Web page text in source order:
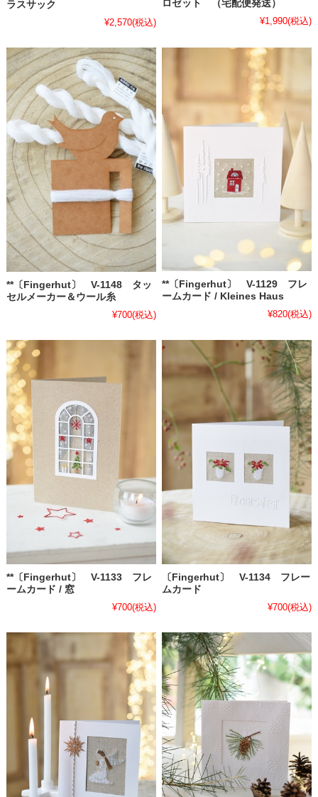
ラスサック
¥2,570(税込)
ロゼット （宅配便発送）
¥1,990(税込)
**〔Fingerhut〕 V-1148 タッ
セルメーカー＆ウール糸
¥700(税込)
**〔Fingerhut〕 V-1129 フレ
ームカード / Kleines Haus
¥820(税込)
**〔Fingerhut〕 V-1133 フレ
ームカード / 窓
¥700(税込)
〔Fingerhut〕 V-1134 フレー
ムカード
¥700(税込)